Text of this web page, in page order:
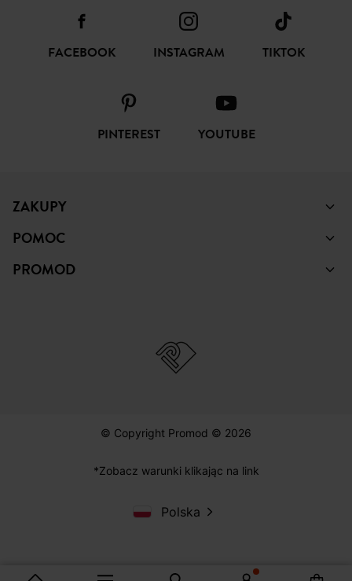
FACEBOOK INSTAGRAM TIKTOK
PINTEREST YOUTUBE
ZAKUPY
POMOC
PROMOD
© Copyright Promod © 2026
*Zobacz warunki klikając na link
Polska